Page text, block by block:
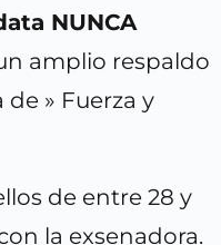
NUNCA
amplio respaldo
» Fuerza y
de entre 28 y
la exsenadora.